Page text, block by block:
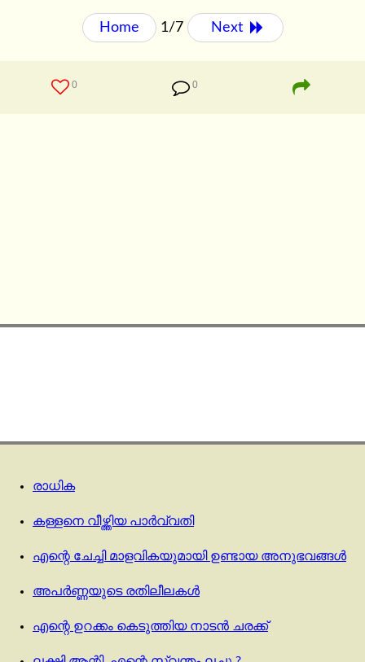
Home 1/7 Next
0 0
രാധിക
കള്ളനെ വീഴ്ത്തിയ പാർവ്വതി
എന്റെ ചേച്ചി മാളവികയുമായി ഉണ്ടായ അനുഭവങ്ങൾ
അപര്‍ണ്ണയുടെ രതിലീലകള്‍
എന്റെ ഉറക്കം കെടുത്തിയ നാടൻ ചരക്ക്